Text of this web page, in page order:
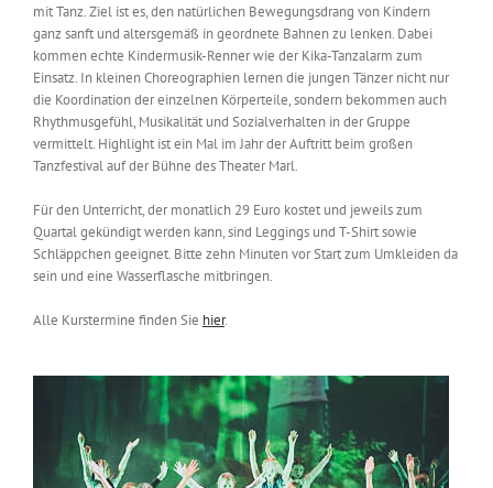
mit Tanz. Ziel ist es, den natürlichen Bewegungsdrang von Kindern
ganz sanft und altersgemäß in geordnete Bahnen zu lenken. Dabei
kommen echte Kindermusik-Renner wie der Kika-Tanzalarm zum
Einsatz. In kleinen Choreographien lernen die jungen Tänzer nicht nur
die Koordination der einzelnen Körperteile, sondern bekommen auch
Rhythmusgefühl, Musikalität und Sozialverhalten in der Gruppe
vermittelt. Highlight ist ein Mal im Jahr der Auftritt beim großen
Tanzfestival auf der Bühne des Theater Marl.
Für den Unterricht, der monatlich 29 Euro kostet und jeweils zum
Quartal gekündigt werden kann, sind Leggings und T-Shirt sowie
Schläppchen geeignet. Bitte zehn Minuten vor Start zum Umkleiden da
sein und eine Wasserflasche mitbringen.
Alle Kurstermine finden Sie hier.